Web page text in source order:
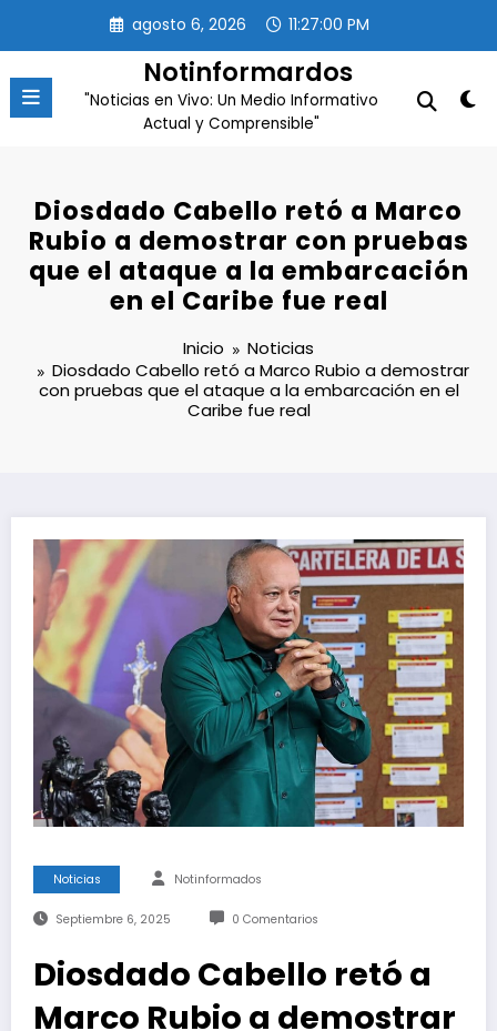
contenido
agosto 6, 2026 11:27:00 PM
Notinformardos
"Noticias en Vivo: Un Medio Informativo
Actual y Comprensible"
Diosdado Cabello retó a Marco
Rubio a demostrar con pruebas
que el ataque a la embarcación
en el Caribe fue real
Inicio
Noticias
Diosdado Cabello retó a Marco Rubio a demostrar
con pruebas que el ataque a la embarcación en el
Caribe fue real
Noticias Notinformados
Septiembre 6, 2025 0 Comentarios
Diosdado Cabello retó a
Marco Rubio a demostrar